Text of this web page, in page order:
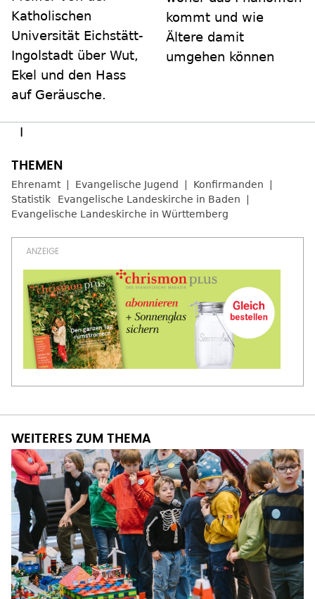
Katholischen
Universität Eichstätt-
Ingolstadt über Wut,
Ekel und den Hass
auf Geräusche.
kommt und wie
Ältere damit
umgehen können
I
Ehrenamt Evangelische Jugend
Konfirmanden
Statistik
Evangelische Landeskirche in Baden
Evangelische Landeskirche in Württemberg
WEITERES ZUM THEMA